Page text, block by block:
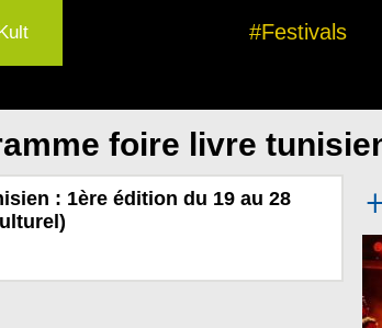
#Festivals
foire livre
: 1ère édition du 19 au 28